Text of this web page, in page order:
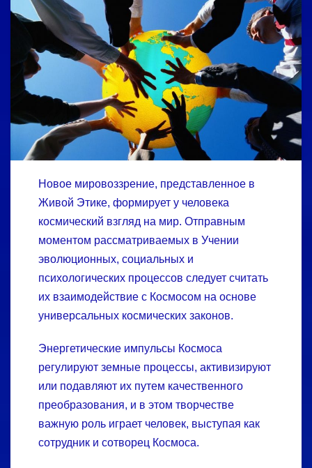
Новое мировоззрение, представленное в
Живой Этике, формирует у человека
космический взгляд на мир. Отправным
моментом рассматриваемых в Учении
эволюционных, социальных и
психологических процессов следует считать
их взаимодействие с Космосом на основе
универсальных космических законов.
Энергетические импульсы Космоса
регулируют земные процессы, активизируют
или подавляют их путем качественного
преобразования, и в этом творчестве
важную роль играет человек, выступая как
сотрудник и сотворец Космоса.